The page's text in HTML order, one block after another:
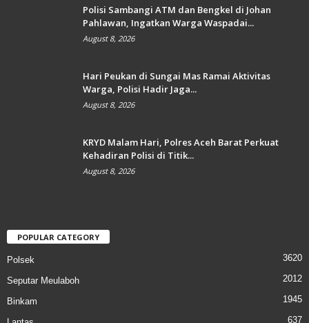
Polisi Sambangi ATM dan Bengkel di Johan
Pahlawan, Ingatkan Warga Waspadai...
August 8, 2026
Hari Peukan di Sungai Mas Ramai Aktivitas
Warga, Polisi Hadir Jaga...
August 8, 2026
KRYD Malam Hari, Polres Aceh Barat Perkuat
Kehadiran Polisi di Titik...
August 8, 2026
POPULAR CATEGORY
Polsek 3620
Seputar Meulaboh 2012
Binkam 1945
637